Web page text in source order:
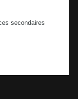
secondaires